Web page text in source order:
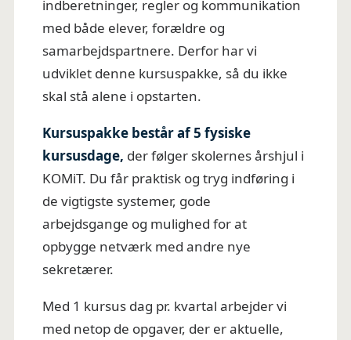
indberetninger, regler og kommunikation
med både elever, forældre og
samarbejdspartnere. Derfor har vi
udviklet denne kursuspakke, så du ikke
skal stå alene i opstarten.
Kursuspakke består af 5 fysiske
kursusdage, der følger skolernes årshjul i
KOMiT. Du får praktisk og tryg indføring i
de vigtigste systemer, gode
arbejdsgange og mulighed for at
opbygge netværk med andre nye
sekretærer.
Med 1 kursus dag pr. kvartal arbejder vi
med netop de opgaver, der er aktuelle,